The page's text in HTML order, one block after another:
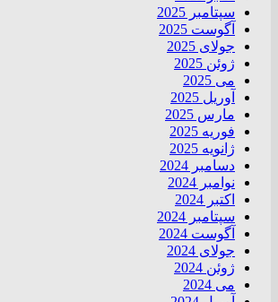
سپتامبر 2025
آگوست 2025
جولای 2025
ژوئن 2025
می 2025
آوریل 2025
مارس 2025
فوریه 2025
ژانویه 2025
دسامبر 2024
نوامبر 2024
اکتبر 2024
سپتامبر 2024
آگوست 2024
جولای 2024
ژوئن 2024
می 2024